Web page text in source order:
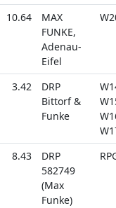
10.64
MAX
FUNKE,
Adenau-
Eifel
3.42
DRP
Bittorf &
Funke
8.43
DRP
582749
(Max
Funke)